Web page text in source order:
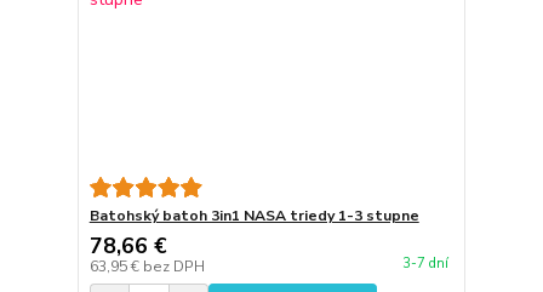
Batohský batoh 3in1 NASA triedy 1-3 stupne
78,66 €
63,95 € bez DPH 3-7 dní